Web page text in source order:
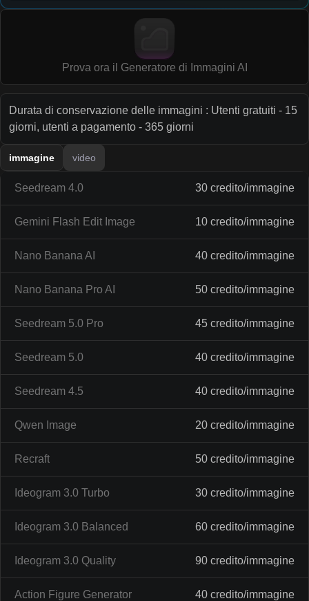
Prova ora il Generatore di Immagini AI
Durata di conservazione delle immagini : Utenti gratuiti - 15
giorni, utenti a pagamento - 365 giorni
immagine video
Seedream 4.0 30 credito/immagine
Gemini Flash Edit Image 10 credito/immagine
Nano Banana AI 40 credito/immagine
Nano Banana Pro AI 50 credito/immagine
Seedream 5.0 Pro 45 credito/immagine
Seedream 5.0 40 credito/immagine
Seedream 4.5 40 credito/immagine
Qwen Image 20 credito/immagine
Recraft 50 credito/immagine
Ideogram 3.0 Turbo 30 credito/immagine
Ideogram 3.0 Balanced 60 credito/immagine
Ideogram 3.0 Quality 90 credito/immagine
Action Figure Generator 40 credito/immagine